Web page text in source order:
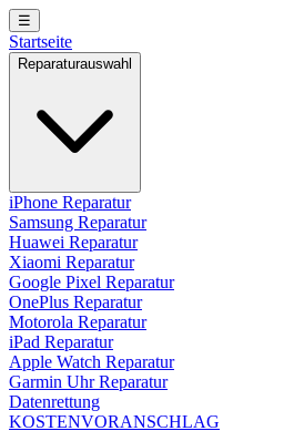
☰
Startseite
Reparaturauswahl
iPhone Reparatur
Samsung Reparatur
Huawei Reparatur
Xiaomi Reparatur
Google Pixel Reparatur
OnePlus Reparatur
Motorola Reparatur
iPad Reparatur
Apple Watch Reparatur
Garmin Uhr Reparatur
Datenrettung
KOSTENVORANSCHLAG